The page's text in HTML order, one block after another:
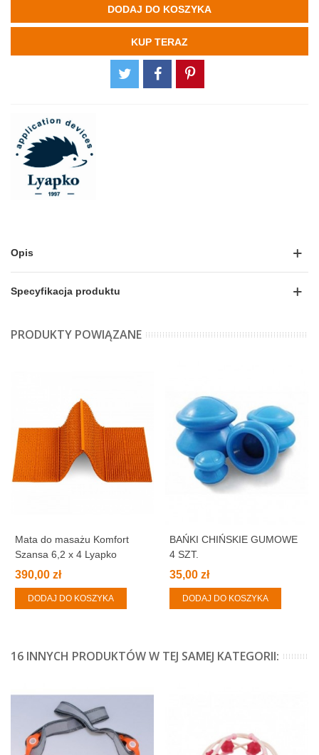
DODAJ DO KOSZYKA
KUP TERAZ
Opis
Specyfikacja produktu
PRODUKTY POWIĄZANE
Mata do masażu Komfort
Szansa 6,2 x 4 Lyapko
390,00 zł
DODAJ DO KOSZYKA
BAŃKI CHIŃSKIE GUMOWE
4 SZT.
35,00 zł
DODAJ DO KOSZYKA
16 INNYCH PRODUKTÓW W TEJ SAMEJ KATEGORII: